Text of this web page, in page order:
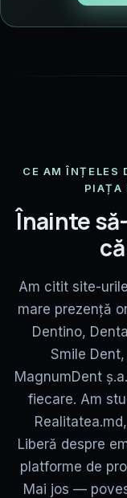
CE AM ÎNȚELES
PIAȚA
Înainte
Am citit site-
mare prezență
Dentino,
Smile
MagnumDent
fiecare. Am
Liberă despre
platforme de
Mai jos —